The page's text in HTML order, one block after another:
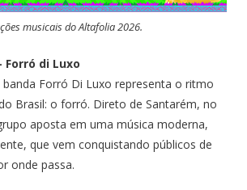
musicais do Altafolia 2026.
Forró di Luxo
banda Forró Di Luxo representa o ritmo
Brasil: o forró. Direto de Santarém, no
aposta em uma música moderna,
que vem conquistando públicos de
onde passa.